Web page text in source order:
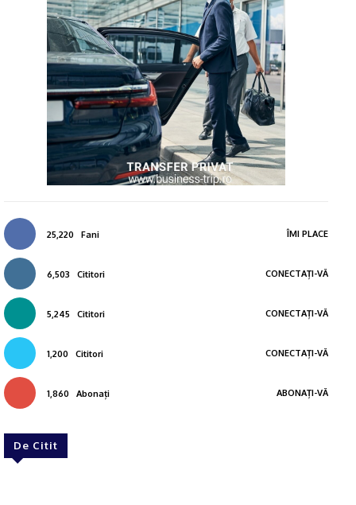
25,220 Fani ÎMI PLACE
6,503 Cititori CONECTAȚI-VĂ
5,245 Cititori CONECTAȚI-VĂ
1,200 Cititori CONECTAȚI-VĂ
1,860 Abonați ABONAȚI-VĂ
De Citit